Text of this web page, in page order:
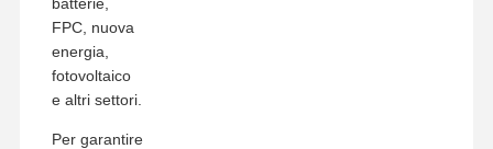
FPC, nuova
energia,
fotovoltaico
e altri settori.
Per garantire